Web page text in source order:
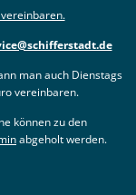
man auch Dienstags
vereinbaren.
können zu den
abgeholt werden.